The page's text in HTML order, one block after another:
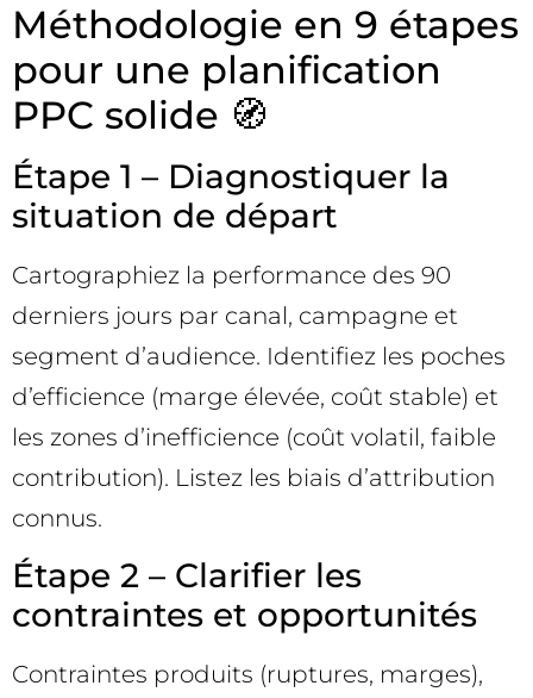
Méthodologie en 9 étapes
pour une planification
PPC solide 🧭
Étape 1 – Diagnostiquer la
situation de départ
Cartographiez la performance des 90
derniers jours par canal, campagne et
segment d’audience. Identifiez les poches
d’efficience (marge élevée, coût stable) et
les zones d’inefficience (coût volatil, faible
contribution). Listez les biais d’attribution
connus.
Étape 2 – Clarifier les
contraintes et opportunités
Contraintes produits (ruptures, marges),